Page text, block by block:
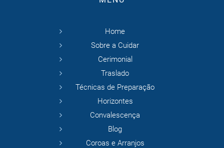
Home
Sobre a Cuidar
Cerimonial
Traslado
Técnicas de Preparação
Horizontes
Convalescença
Blog
Coroas e Arranjos